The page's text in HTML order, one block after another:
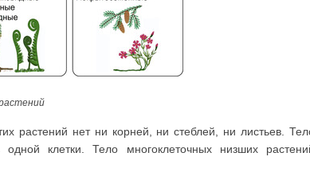
рас­тений нет ни корней, ни стеблей, ни листьев.
клетки. Тело многоклеточных низших